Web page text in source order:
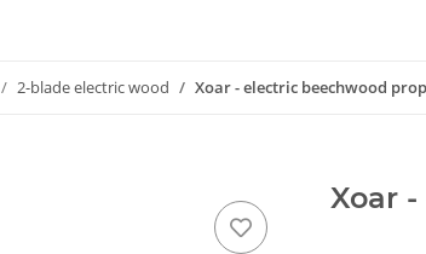
2-blade electric wood Xoar - electric beechwood
Xoar